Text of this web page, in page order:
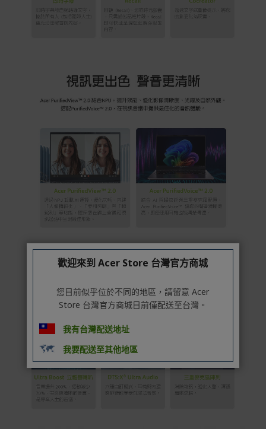
歡迎來到 Acer Store 台灣官方商城
您目前似乎位於不同的地區，請留意 Acer
Store 台灣官方商城目前僅配送至台灣。
我有台灣配送地址
我要配送至其他地區